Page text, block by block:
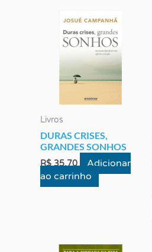
Livros
DURAS CRISES,
GRANDES SONHOS
R$35,70
Adicionar
ao carrinho